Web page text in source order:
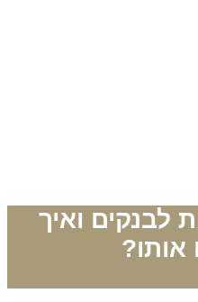
ואיך